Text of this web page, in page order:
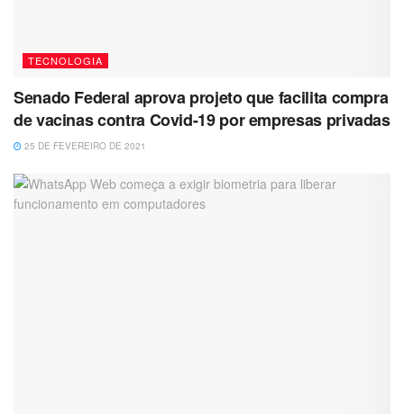
TECNOLOGIA
Senado Federal aprova projeto que facilita compra
de vacinas contra Covid-19 por empresas privadas
25 DE FEVEREIRO DE 2021